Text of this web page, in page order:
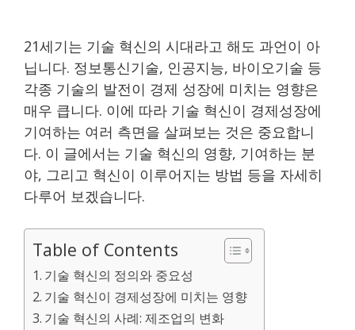
21세기는 기술 혁신의 시대라고 해도 과언이 아
닙니다. 정보통신기술, 인공지능, 바이오기술 등
각종 기술의 발전이 경제 성장에 미치는 영향은
매우 큽니다. 이에 따라 기술 혁신이 경제성장에
기여하는 여러 측면을 살펴보는 것은 중요합니
다. 이 글에서는 기술 혁신의 영향, 기여하는 분
야, 그리고 혁신이 이루어지는 방법 등을 자세히
다루어 보겠습니다.
Table of Contents
기술 혁신의 정의와 중요성
기술 혁신이 경제성장에 미치는 영향
기술 혁신의 사례: 제조업의 변화